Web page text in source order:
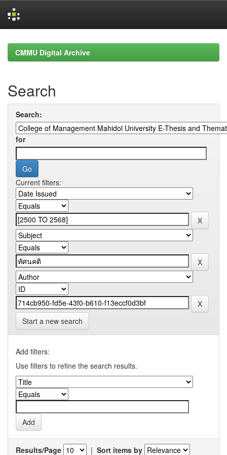
navigationCMMU Digital Archive
Search
Search:
for
Current filters:
Start a new search
Add filters:
Use filters to refine the search results.
Results/Page | Sort items by